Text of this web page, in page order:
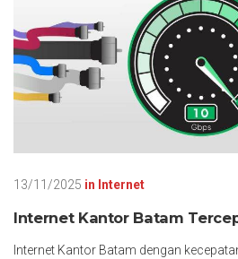
13/11/2025 in Internet
Internet Kantor Batam
Internet Kantor Batam dengan